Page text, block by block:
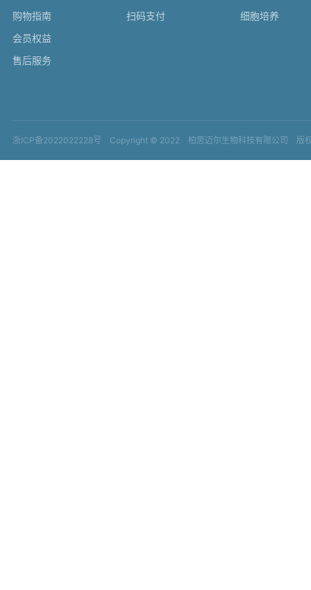
购物指南
会员权益
售后服务
扫码支付
细胞培养
浙ICP备2022022228号 Copyright © 2022 柏思迈尔生物科技有限公司 版